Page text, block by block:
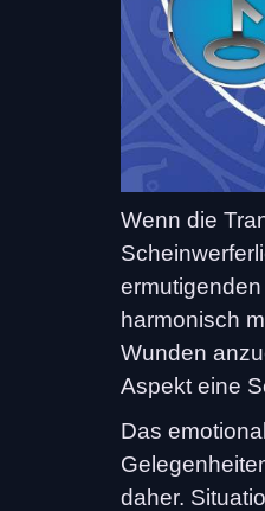
Wenn die
harmonisch
Wunden
Aspekt eine
Das
daher.